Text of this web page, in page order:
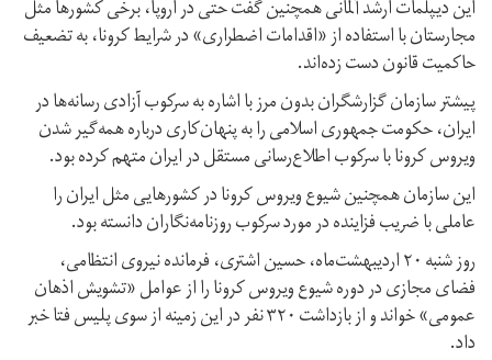
این دیپلمات ارشد آلمانی همچنین گفت حتی در اروپا، برخی کشورها مثل
مجارستان با استفاده از «اقدامات اضطراری» در شرایط کرونا، به تضعیف
حاکمیت قانون دست زده‌اند.
پیشتر سازمان گزارشگران بدون مرز با اشاره به سرکوب آزادی رسانه‌ها در
ایران، حکومت جمهوری اسلامی را به پنهان‌کاری درباره‌ همه‌گیر شدن
ویروس کرونا با سرکوب اطلاع‌رسانی مستقل در ایران متهم کرده بود.
این سازمان همچنین شیوع ویروس کرونا در کشورهایی مثل ایران را
عاملی با ضریب فزاینده در مورد سرکوب روزنامه‌نگاران دانسته بود.
روز شنبه ۲۰ اردیبهشت‌ماه، حسین اشتری،‌ فرمانده نیروی انتظامی،
فضای مجازی در دوره شیوع ویروس کرونا را از عوامل «تشویش اذهان
عمومی» خواند و از بازداشت ۳۲۰ نفر در این زمینه از سوی پلیس فتا خبر
داد.